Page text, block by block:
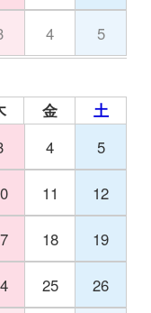
4 5
金
土
4 5
11 12
18 19
25 26